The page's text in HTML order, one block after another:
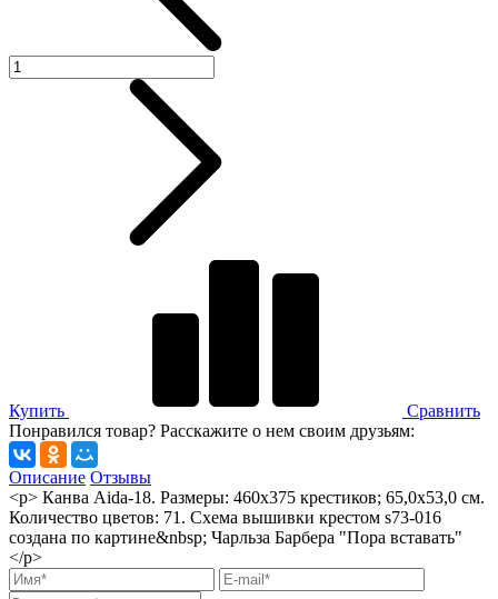
Купить
Сравнить
Понравился товар? Расскажите о нем своим друзьям:
Описание Отзывы
<p> Канва Aida-18. Размеры: 460х375 крестиков; 65,0х53,0 см.
Количество цветов: 71. Схема вышивки крестом s73-016
создана по картине&nbsp; Чарльза Барбера "Пора вставать"
</p>